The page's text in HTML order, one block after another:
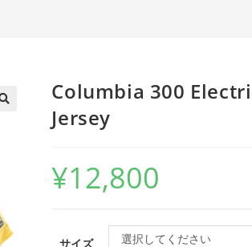
Columbia 300
Jersey
¥12,800
サイズ 選択してください